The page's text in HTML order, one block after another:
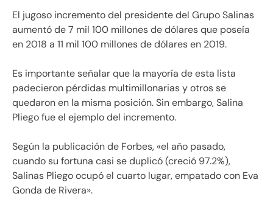
El jugoso incremento del presidente del Grupo Salinas
aumentó de 7 mil 100 millones de dólares que poseía
en 2018 a 11 mil 100 millones de dólares en 2019.
Es importante señalar que la mayoría de esta lista
padecieron pérdidas multimillonarias y otros se
quedaron en la misma posición. Sin embargo, Salina
Pliego fue el ejemplo del incremento.
Según la publicación de Forbes, «el año pasado,
cuando su fortuna casi se duplicó (creció 97.2%),
Salinas Pliego ocupó el cuarto lugar, empatado con Eva
Gonda de Rivera».